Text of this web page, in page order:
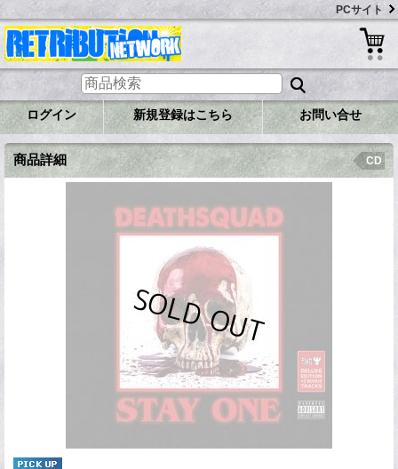
PCサイト
ログイン 新規登録はこちら お問い合せ
商品詳細 CD